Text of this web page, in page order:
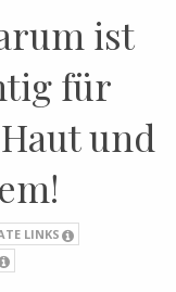
ist
für
und
LINKS